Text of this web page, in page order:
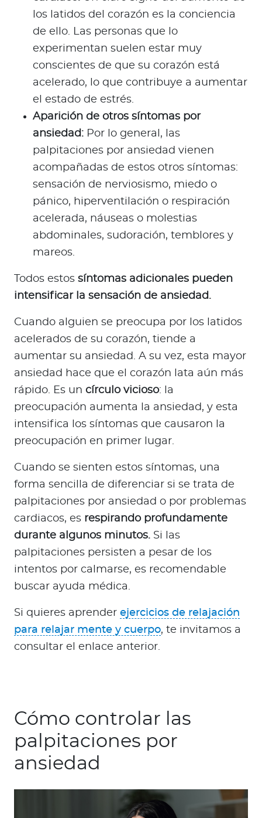
los latidos del corazón es la conciencia
de ello. Las personas que lo
experimentan suelen estar muy
conscientes de que su corazón está
acelerado, lo que contribuye a aumentar
el estado de estrés.
Aparición de otros síntomas por
ansiedad: Por lo general, las
palpitaciones por ansiedad vienen
acompañadas de estos otros síntomas:
sensación de nerviosismo, miedo o
pánico, hiperventilación o respiración
acelerada, náuseas o molestias
abdominales, sudoración, temblores y
mareos.
Todos estos síntomas adicionales pueden
intensificar la sensación de ansiedad.
Cuando alguien se preocupa por los latidos
acelerados de su corazón, tiende a
aumentar su ansiedad. A su vez, esta mayor
ansiedad hace que el corazón lata aún más
rápido. Es un círculo vicioso: la
preocupación aumenta la ansiedad, y esta
intensifica los síntomas que causaron la
preocupación en primer lugar.
Cuando se sienten estos síntomas, una
forma sencilla de diferenciar si se trata de
palpitaciones por ansiedad o por problemas
cardiacos, es respirando profundamente
durante algunos minutos. Si las
palpitaciones persisten a pesar de los
intentos por calmarse, es recomendable
buscar ayuda médica.
Si quieres aprender ejercicios de relajación
para relajar mente y cuerpo, te invitamos a
consultar el enlace anterior.
Cómo controlar las
palpitaciones por
ansiedad